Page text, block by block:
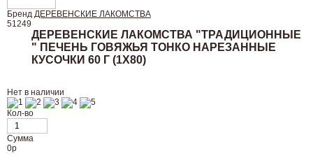
Бренд ДЕРЕВЕНСКИЕ ЛАКОМСТВА
51249
ДЕРЕВЕНСКИЕ ЛАКОМСТВА "ТРАДИЦИОННЫЕ
" ПЕЧЕНЬ ГОВЯЖЬЯ ТОНКО НАРЕЗАННЫЕ
КУСОЧКИ 60 Г (1Х80)
Нет в наличии
Кол-во
Сумма
0р